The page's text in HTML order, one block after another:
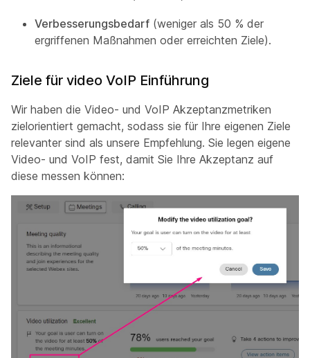
Verbesserungsbedarf (weniger als 50 % der
ergriffenen Maßnahmen oder erreichten Ziele).
Ziele für video VoIP Einführung
Wir haben die Video- und VoIP Akzeptanzmetriken
zielorientiert gemacht, sodass sie für Ihre eigenen Ziele
relevanter sind als unsere Empfehlung. Sie legen eigene
Video- und VoIP fest, damit Sie Ihre Akzeptanz auf
diese messen können: